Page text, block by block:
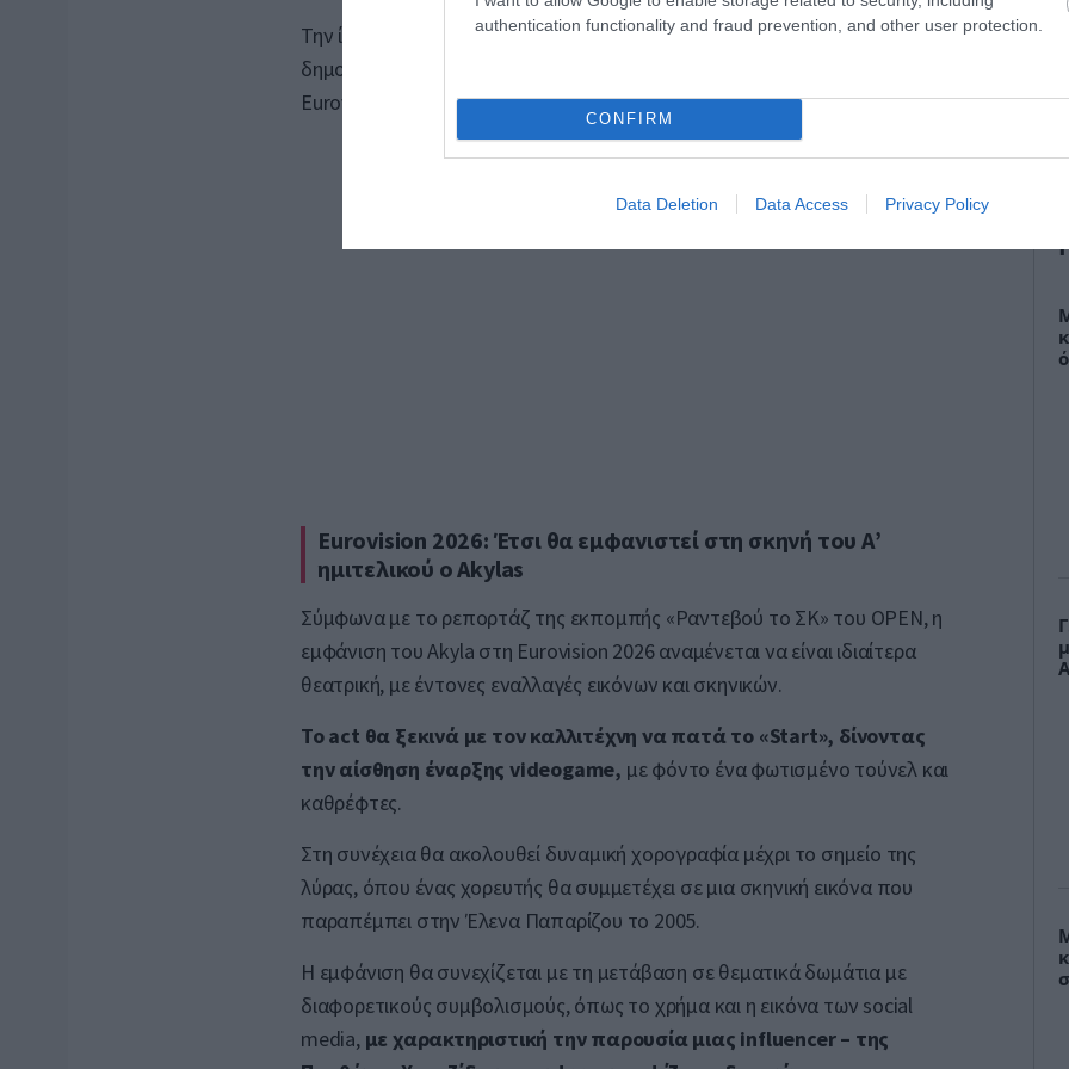
authentication functionality and fraud prevention, and other user protection.
CONFIRM
Data Deletion Data Access Privacy Policy
Την ίδια ώρα, ολοένα και περισσότερες λεπτομέρειες έρχονται στη
δημοσιότητα σχετικά με την εμφάνιση του Akyla στη σκηνή της
Eurovision.
Eurovision 2026: Έτσι θα εμφανιστεί στη σκηνή του Α’
ημιτελικού ο Akylas
Σύμφωνα με το ρεπορτάζ της εκπομπής «Ραντεβού το ΣΚ» του OPEN, η
εμφάνιση του Akyla στη Eurovision 2026 αναμένεται να είναι ιδιαίτερα
θεατρική, με έντονες εναλλαγές εικόνων και σκηνικών.
Το act θα ξεκινά με τον καλλιτέχνη να πατά το «Start», δίνοντας
την αίσθηση έναρξης videogame, με φόντο ένα φωτισμένο τούνελ και
καθρέφτες.
Στη συνέχεια θα ακολουθεί δυναμική χορογραφία μέχρι το σημείο της
λύρας, όπου ένας χορευτής θα συμμετέχει σε μια σκηνική εικόνα που
παραπέμπει στην Έλενα Παπαρίζου το 2005.
Η εμφάνιση θα συνεχίζεται με τη μετάβαση σε θεματικά δωμάτια με
διαφορετικούς συμβολισμούς, όπως το χρήμα και η εικόνα των social
media,με χαρακτηριστική την παρουσία μιας influencer – της